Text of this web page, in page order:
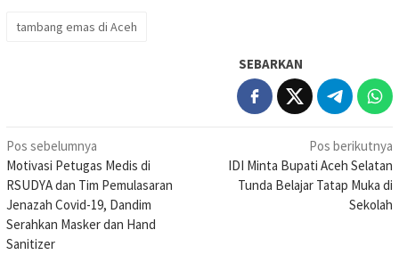
tambang emas di Aceh
SEBARKAN
Navigasi
pos
Pos sebelumnya
Motivasi Petugas Medis di
RSUDYA dan Tim Pemulasaran
Jenazah Covid-19, Dandim
Serahkan Masker dan Hand
Sanitizer
Pos berikutnya
IDI Minta Bupati Aceh Selatan
Tunda Belajar Tatap Muka di
Sekolah